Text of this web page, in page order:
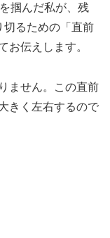
掴んだ私が、残
切るための「直前
お伝えします。
ません。この直前
きく左右するので